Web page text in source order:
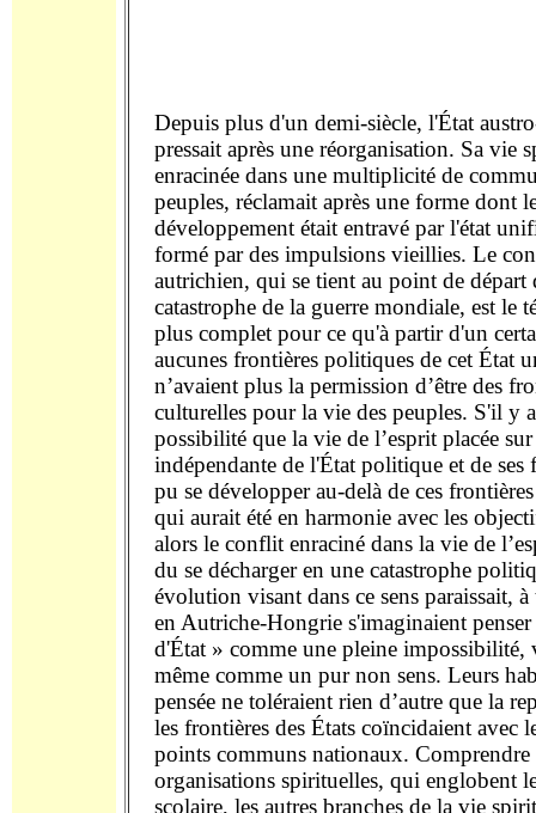
Depuis plus d'un demi-siècle, l'État
pressait après une réorganisation. Sa vie
enracinée dans une multiplicité de
peuples, réclamait après une forme dont
développement était entravé par l'état
formé par des impulsions vieillies. Le
autrichien, qui se tient au point de départ
catastrophe de la guerre mondiale, est le
plus complet pour ce qu'à partir d'un
aucunes frontières politiques de cet État
n’avaient plus la permission d’être des
culturelles pour la vie des peuples. S'il y
possibilité que la vie de l’esprit placée
indépendante de l'État politique et de ses
pu se développer au-delà de ces
qui aurait été en harmonie avec les
alors le conflit enraciné dans la vie de
du se décharger en une catastrophe
évolution visant dans ce sens paraissait,
en Autriche-Hongrie s'imaginaient
d'État » comme une pleine impossibilité,
même comme un pur non sens. Leurs
pensée ne toléraient rien d’autre que la
les frontières des États coïncidaient avec
points communs nationaux. Comprendre
organisations spirituelles, qui englobent
scolaire, les autres branches de la vie